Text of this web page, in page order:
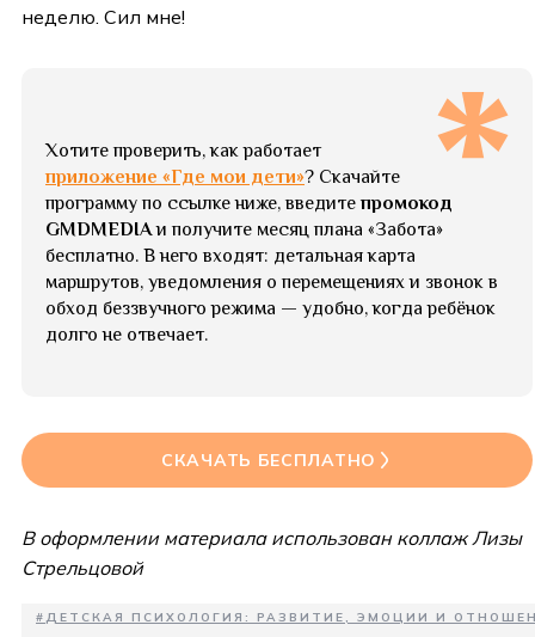
неделю. Сил мне!
Хотите проверить, как работает
приложение «Где мои дети»? Скачайте
программу по ссылке ниже, введитепромокод
GMDMEDIAи получите месяц плана «Забота»
бесплатно. В него входят: детальная карта
маршрутов, уведомления о перемещениях и звонок в
обход беззвучного режима — удобно, когда ребёнок
долго не отвечает.
СКАЧАТЬ БЕСПЛАТНО
В оформлении материала использован коллаж Лизы
Стрельцовой
# ДЕТСКАЯ ПСИХОЛОГИЯ: РАЗВИТИЕ, ЭМОЦИИ И